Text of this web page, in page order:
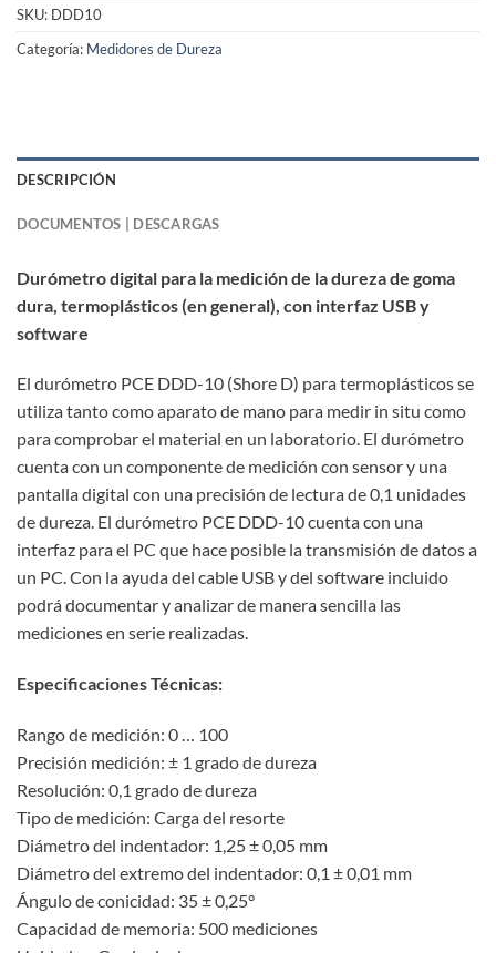
SKU: DDD10
Categoría: Medidores de Dureza
DESCRIPCIÓN
DOCUMENTOS | DESCARGAS
Durómetro digital para la medición de la dureza de goma
dura, termoplásticos (en general), con interfaz USB y
software
El durómetro PCE DDD-10 (Shore D) para termoplásticos se
utiliza tanto como aparato de mano para medir in situ como
para comprobar el material en un laboratorio. El durómetro
cuenta con un componente de medición con sensor y una
pantalla digital con una precisión de lectura de 0,1 unidades
de dureza. El durómetro PCE DDD-10 cuenta con una
interfaz para el PC que hace posible la transmisión de datos a
un PC. Con la ayuda del cable USB y del software incluido
podrá documentar y analizar de manera sencilla las
mediciones en serie realizadas.
Especificaciones Técnicas:
Rango de medición: 0 … 100
Precisión medición: ± 1 grado de dureza
Resolución: 0,1 grado de dureza
Tipo de medición: Carga del resorte
Diámetro del indentador: 1,25 ± 0,05 mm
Diámetro del extremo del indentador: 0,1 ± 0,01 mm
Ángulo de conicidad: 35 ± 0,25°
Capacidad de memoria: 500 mediciones